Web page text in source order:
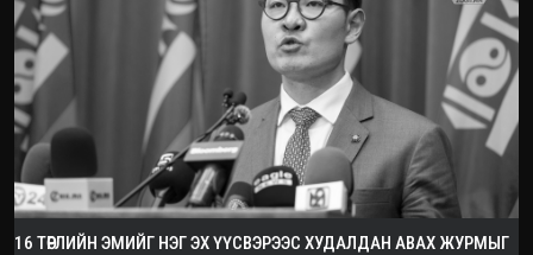
16 ТӨРЛИЙН ЭМИЙГ НЭГ ЭХ ҮҮСВЭРЭЭС ХУДАЛДАН АВАХ ЖУРМЫГ